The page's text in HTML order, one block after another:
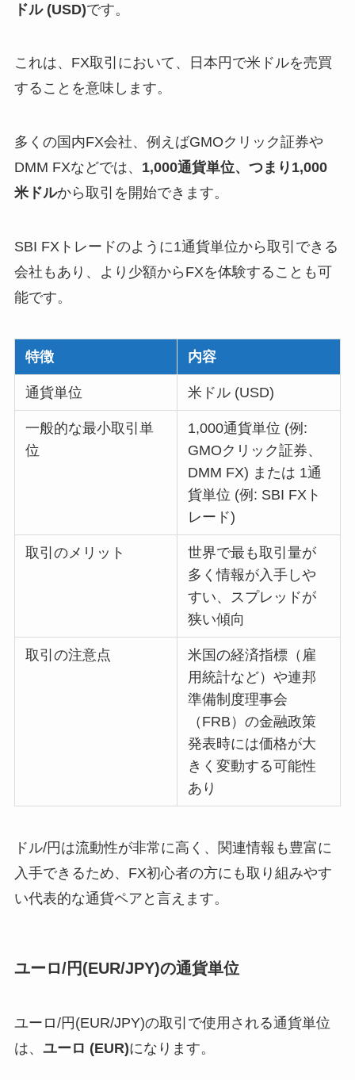
ドル (USD)です。
これは、FX取引において、日本円で米ドルを売買
することを意味します。
多くの国内FX会社、例えばGMOクリック証券や
DMM FXなどでは、 1,000通貨単位、つまり1,000
米ドルから取引を開始できます。
SBI FXトレードのように1通貨単位から取引できる
会社もあり、より少額からFXを体験することも可
能です。
特徴 内容
通貨単位 米ドル (USD)
一般的な最小取引単
位
1,000通貨単位 (例:
GMOクリック証券、
DMM FX) または 1通
貨単位 (例: SBI FXト
レード)
取引のメリット
世界で最も取引量が
多く情報が入手しや
すい、スプレッドが
狭い傾向
取引の注意点
米国の経済指標（雇
用統計など）や連邦
準備制度理事会
（FRB）の金融政策
発表時には価格が大
きく変動する可能性
あり
ドル/円は流動性が非常に高く、関連情報も豊富に
入手できるため、FX初心者の方にも取り組みやす
い代表的な通貨ペアと言えます。
ユーロ/円(EUR/JPY)の通貨単位
ユーロ/円(EUR/JPY)の取引で使用される通貨単位
は、 ユーロ (EUR)になります。